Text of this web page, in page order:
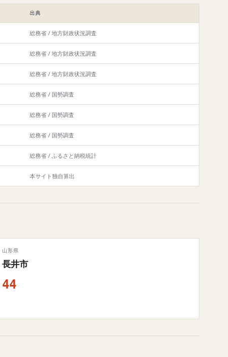
出典
総務省 / 地方財政状況調査
総務省 / 地方財政状況調査
総務省 / 地方財政状況調査
総務省 / 国勢調査
総務省 / 国勢調査
総務省 / 国勢調査
総務省 / ふるさと納税統計
本サイト独自算出
山形県
長井市
44